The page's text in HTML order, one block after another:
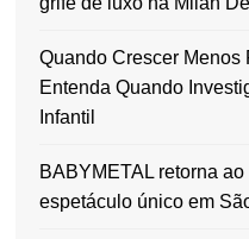
Quando Crescer Menos
Entenda Quando
Infantil
BABYMETAL retorna
espetáculo único em